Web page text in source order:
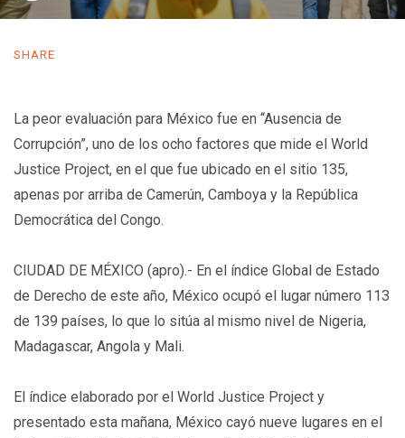
SHARE
La peor evaluación para México fue en “Ausencia de
Corrupción”, uno de los ocho factores que mide el World
Justice Project, en el que fue ubicado en el sitio 135,
apenas por arriba de Camerún, Camboya y la República
Democrática del Congo.
CIUDAD DE MÉXICO (apro).- En el índice Global de Estado
de Derecho de este año, México ocupó el lugar número 113
de 139 países, lo que lo sitúa al mismo nivel de Nigeria,
Madagascar, Angola y Mali.
El índice elaborado por el World Justice Project y
presentado esta mañana, México cayó nueve lugares en el